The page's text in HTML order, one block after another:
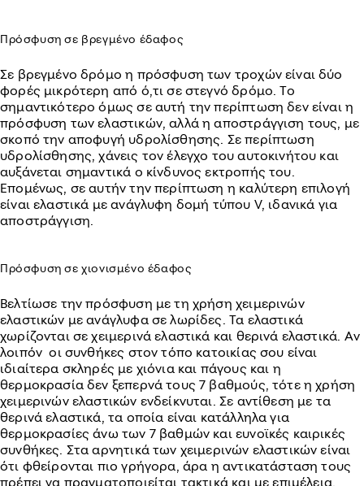
Πρόσφυση σε βρεγμένο έδαφος
Σε βρεγμένο δρόμο η πρόσφυση των τροχών είναι δύο
φορές μικρότερη από ό,τι σε στεγνό δρόμο. Το
σημαντικότερο όμως σε αυτή την περίπτωση δεν είναι η
πρόσφυση των ελαστικών, αλλά η αποστράγγιση τους, με
σκοπό την αποφυγή υδρολίσθησης. Σε περίπτωση
υδρολίσθησης, χάνεις τον έλεγχο του αυτοκινήτου και
αυξάνεται σημαντικά ο κίνδυνος εκτροπής του.
Επομένως, σε αυτήν την περίπτωση η καλύτερη επιλογή
είναι ελαστικά με ανάγλυφη δομή τύπου V, ιδανικά για
αποστράγγιση.
Πρόσφυση σε χιονισμένο έδαφος
Βελτίωσε την πρόσφυση με τη χρήση χειμερινών
ελαστικών με ανάγλυφα σε λωρίδες. Τα ελαστικά
χωρίζονται σε χειμερινά ελαστικά και θερινά ελαστικά. Αν
λοιπόν οι συνθήκες στον τόπο κατοικίας σου είναι
ιδιαίτερα σκληρές με χιόνια και πάγους και η
θερμοκρασία δεν ξεπερνά τους 7 βαθμούς, τότε η χρήση
χειμερινών ελαστικών ενδείκνυται. Σε αντίθεση με τα
θερινά ελαστικά, τα οποία είναι κατάλληλα για
θερμοκρασίες άνω των 7 βαθμών και ευνοϊκές καιρικές
συνθήκες. Στα αρνητικά των χειμερινών ελαστικών είναι
ότι φθείρονται πιο γρήγορα, άρα η αντικατάσταση τους
πρέπει να πραγματοποιείται τακτικά και με επιμέλεια.